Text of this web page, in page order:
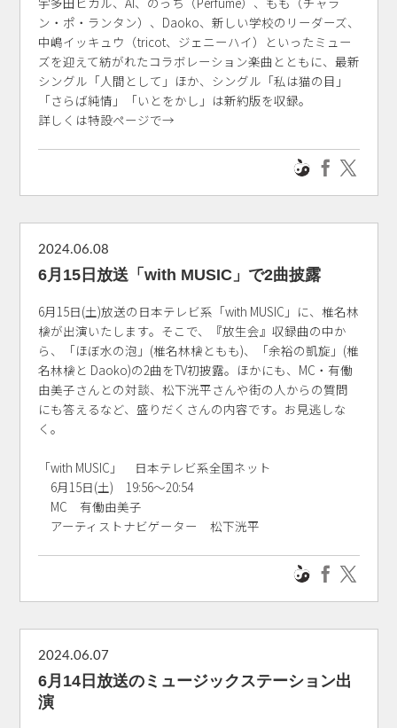
ン・ポ・ランタン）、Daoko、新しい学校のリーダーズ、
中嶋イッキュウ（tricot、ジェニーハイ）といったミュー
ズを迎えて紡がれたコラボレーション楽曲とともに、最新
シングル「人間として」ほか、シングル「私は猫の目」
「さらば純情」「いとをかし」は新約版を収録。
詳しくは特設ページで→
2024.06.08
6月15日放送「with MUSIC」で2曲披露
6月15日(土)放送の日本テレビ系「with MUSIC」に、椎名林
檎が出演いたします。そこで、『放生会』収録曲の中か
ら、「ほぼ水の泡」(椎名林檎ともも)、「余裕の凱旋」(椎
名林檎と Daoko)の2曲をTV初披露。ほかにも、MC・有働
由美子さんとの対談、松下洸平さんや街の人からの質問
にも答えるなど、盛りだくさんの内容です。お見逃しな
く。
「with MUSIC」 日本テレビ系全国ネット
6月15日(土) 19:56～20:54
MC 有働由美子
アーティストナビゲーター 松下洸平
2024.06.07
6月14日放送のミュージックステーション出
演